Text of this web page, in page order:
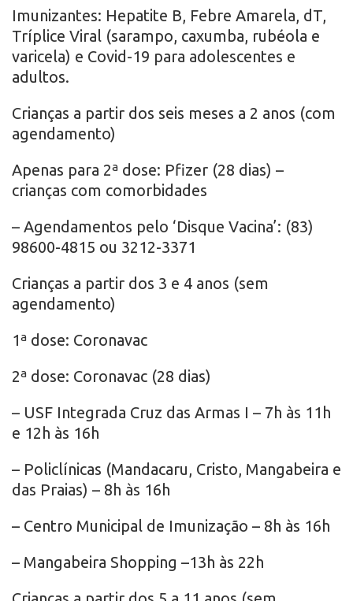
Imunizantes: Hepatite B, Febre Amarela, dT,
Tríplice Viral (sarampo, caxumba, rubéola e
varicela) e Covid-19 para adolescentes e
adultos.
Crianças a partir dos seis meses a 2 anos (com
agendamento)
Apenas para 2ª dose: Pfizer (28 dias) –
crianças com comorbidades
– Agendamentos pelo ‘Disque Vacina’: (83)
98600-4815 ou 3212-3371
Crianças a partir dos 3 e 4 anos (sem
agendamento)
1ª dose: Coronavac
2ª dose: Coronavac (28 dias)
– USF Integrada Cruz das Armas I – 7h às 11h
e 12h às 16h
– Policlínicas (Mandacaru, Cristo, Mangabeira e
das Praias) – 8h às 16h
– Centro Municipal de Imunização – 8h às 16h
– Mangabeira Shopping –13h às 22h